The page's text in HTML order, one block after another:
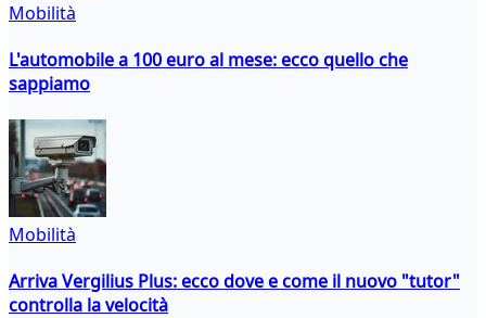
Mobilità
L'automobile a 100 euro al mese: ecco quello che
sappiamo
Mobilità
Arriva Vergilius Plus: ecco dove e come il nuovo "tutor"
controlla la velocità